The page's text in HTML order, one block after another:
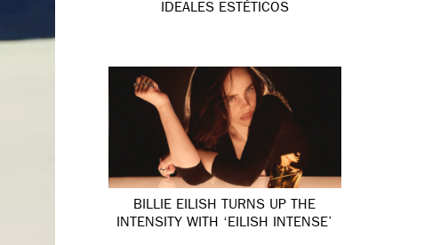
IDEALES ESTÉTICOS
BILLIE EILISH TURNS UP THE
INTENSITY WITH ‘EILISH INTENSE’